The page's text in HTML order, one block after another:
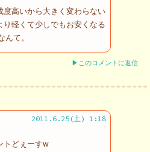
度高いから大きく変わらない
り軽くて少しでもお安くなる
んて。
▶このコメントに返信
2011.6.25(土) 1:18
トどぇーすw